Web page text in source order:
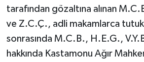
tarafından gözaltına alınan
ve Z.C.Ç., adli makamlarca
sonrasında M.C.B., H.E.G.,
hakkında Kastamonu Ağır